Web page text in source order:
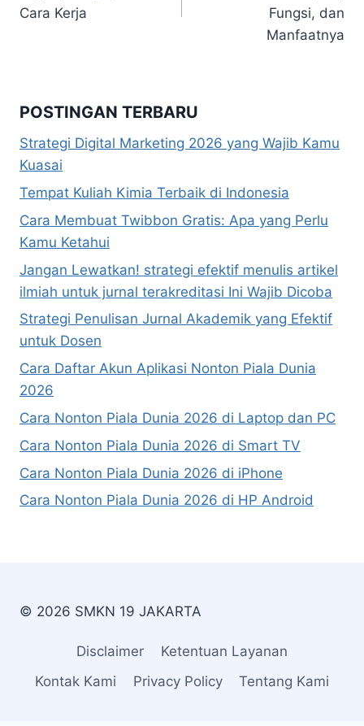
Cara Kerja
Fungsi, dan
Manfaatnya
POSTINGAN TERBARU
Strategi Digital Marketing 2026 yang Wajib Kamu
Kuasai
Tempat Kuliah Kimia Terbaik di Indonesia
Cara Membuat Twibbon Gratis: Apa yang Perlu
Kamu Ketahui
Jangan Lewatkan! strategi efektif menulis artikel
ilmiah untuk jurnal terakreditasi Ini Wajib Dicoba
Strategi Penulisan Jurnal Akademik yang Efektif
untuk Dosen
Cara Daftar Akun Aplikasi Nonton Piala Dunia
2026
Cara Nonton Piala Dunia 2026 di Laptop dan PC
Cara Nonton Piala Dunia 2026 di Smart TV
Cara Nonton Piala Dunia 2026 di iPhone
Cara Nonton Piala Dunia 2026 di HP Android
© 2026 SMKN 19 JAKARTA
Disclaimer
Ketentuan Layanan
Kontak Kami
Privacy Policy Tentang Kami